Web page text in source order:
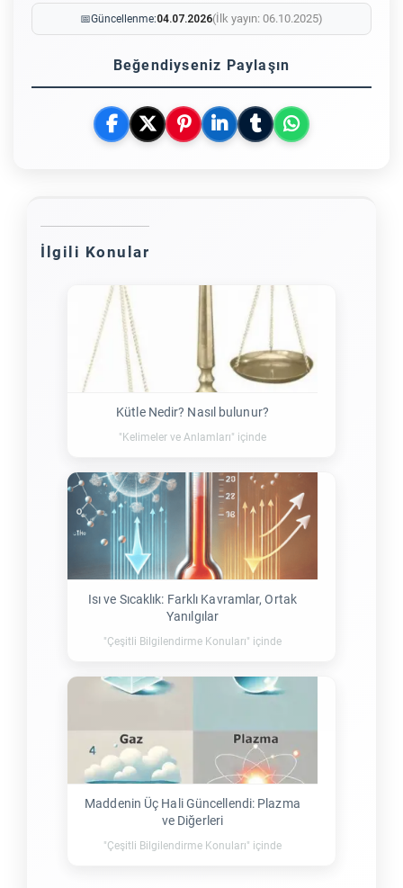
📅Güncellenme:04.07.2026(İlk yayın: 06.10.2025)
Beğendiyseniz Paylaşın
İlgili Konular
Kütle Nedir? Nasıl bulunur?
"Kelimeler ve Anlamları" içinde
Isı ve Sıcaklık: Farklı Kavramlar, Ortak
Yanılgılar
"Çeşitli Bilgilendirme Konuları" içinde
Maddenin Üç Hali Güncellendi: Plazma
ve Diğerleri
"Çeşitli Bilgilendirme Konuları" içinde